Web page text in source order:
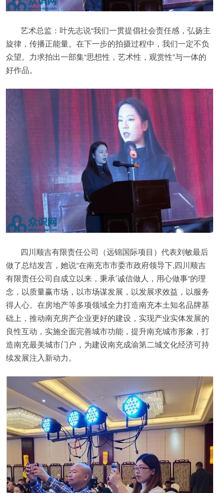
艺术总监：叶先志说“我们一贯提倡社会责任感，弘扬主
旋律，传播正能量。在下一步的拍摄过程中，我们一定不负
众望。力求拍出一部集“思想性，艺术性，观赏性”与一体的
好作品。
四川顺吉有限责任公司（远锦国际项目）代表刘敏最后
做了总结发言，她说“在南充市市委市政府领导下,四川顺吉
有限责任公司自成立以来，秉承’诚信做人，用心做事“的理
念，以质量赢市场，以市场谋发展，以发展求效益，以服务
得人心。在房地产等多项领域全力打造南充本土知名品牌基
础上，推动南充房产企业更好的建设，实现产业实体发展的
良性互动，实施全面完善城市功能，提升南充城市形象，打
造南充最美城市门户，为建设南充成渝第二城文化经济可持
续发展注入新动力。